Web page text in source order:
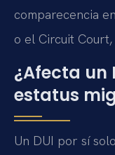
comparecencia
o el Circuit
¿Afecta un
estatus
Un DUI por sí